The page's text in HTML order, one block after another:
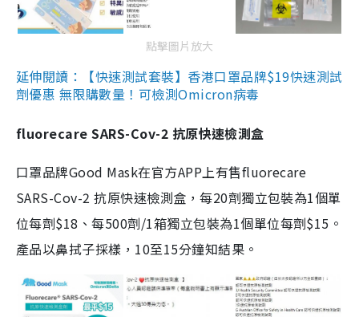
點擊圖片放大
延伸閱讀：【快速測試套裝】香港口罩品牌$19快速測試
劑優惠 無限購數量！可檢測Omicron病毒
fluorecare SARS-Cov-2 抗原快速檢測盒
口罩品牌Good Mask在官方APP上有售fluorecare
SARS-Cov-2 抗原快速檢測盒，每20劑獨立包裝為1個單
位每劑$18、每500劑/1箱獨立包裝為1個單位每劑$15。
產品以鼻拭子採樣，10至15分鐘知結果。